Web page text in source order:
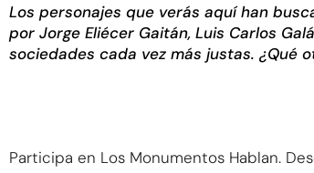
Los personajes que verás aquí han
por Jorge Eliécer Gaitán, Luis Carlos
sociedades cada vez más justas. ¿Qué
Participa en Los Monumentos Hablan.